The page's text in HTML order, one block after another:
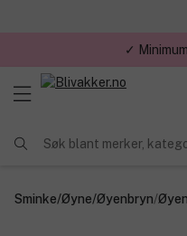
✓
Søk blant merker,
Sminke/Øyne/Øyenbryn/